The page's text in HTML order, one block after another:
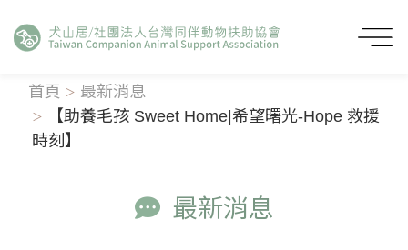
首頁
最新消息
【助養毛孩 Sweet Home|希望曙光-Hope 救援
時刻】
最新消息